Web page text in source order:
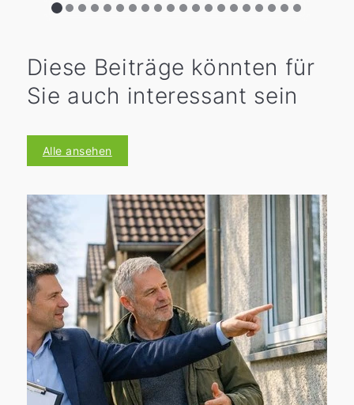
Diese Beiträge könnten für
Sie auch interessant sein
Alle ansehen